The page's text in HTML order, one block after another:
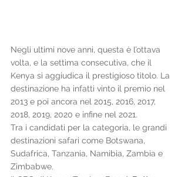
Negli ultimi nove anni, questa è l’ottava
volta, e la settima consecutiva, che il
Kenya si aggiudica il prestigioso titolo. La
destinazione ha infatti vinto il premio nel
2013 e poi ancora nel 2015, 2016, 2017,
2018, 2019, 2020 e infine nel 2021.
Tra i candidati per la categoria, le grandi
destinazioni safari come Botswana,
Sudafrica, Tanzania, Namibia, Zambia e
Zimbabwe.